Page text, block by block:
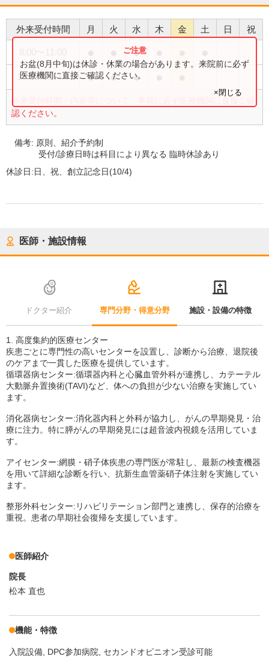
外来受付時間 月 火 水 木 金 土 日 祝
●
13:00〜15:00 ● ● ●
外来受付時間・内容等について、事前に必ず医療機関に直接ご確
認ください。
お盆(8月中旬)は休診・休業の場合があります。来院前に必ず
医療機関に直接ご確認ください。
×閉じる
備考: 原則、紹介予約制
受付/診療日時は科目により異なる 臨時休診あり
休診日:日、祝、創立記念日(10/4)
医師・施設情報
ドクター紹介 専門分野・得意分野 施設・設備の特徴
1. 高度集約的医療センター
疾患ごとに専門性の高いセンターを設置し、診断から治療、退院後
のケアまで一貫した医療を提供しています。
循環器病センター:循環器内科と心臓血管外科が連携し、カテーテル
大動脈弁置換術(TAVI)など、体への負担が少ない治療を実施してい
ます。
消化器病センター:消化器内科と外科が協力し、がんの早期発見・治
療に注力。特に膵がんの早期発見には超音波内視鏡を活用していま
す。
アイセンター:網膜・硝子体疾患の専門医が常駐し、最新の検査機器
を用いて詳細な診断を行い、抗新生血管薬硝子体注射を実施してい
ます。
整形外科センター:リハビリテーション部門と連携し、保存的治療を
重視。患者の早期社会復帰を支援しています。
医師紹介
院長
松本 直也
機能・特徴
入院設備 DPC参加病院 セカンドオピニオン受診可能